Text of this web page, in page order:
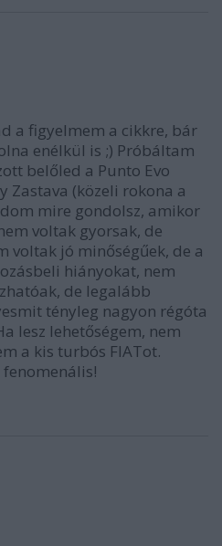
a figyelmem a cikkre, bár
enélkül is ;) Próbáltam
belőled a Punto Evo
Zastava (közeli rokona a
mire gondolsz, amikor
voltak gyorsak, de
voltak jó minőségűek, de a
hiányokat, nem
de legalább
tényleg nagyon régóta
lesz lehetőségem, nem
a kis turbós FIATot.
fenomenális!